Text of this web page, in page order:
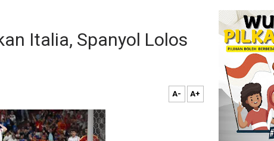
Italia, Spanyol Lolos
A- A+